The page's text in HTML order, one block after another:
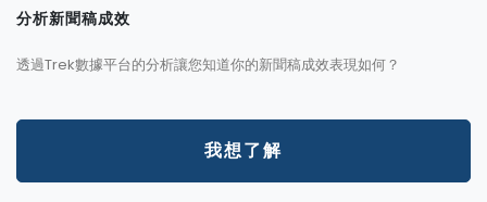
分析新聞稿成效
透過Trek數據平台的分析讓您知道你的新聞稿成效表現如何？
我想了解